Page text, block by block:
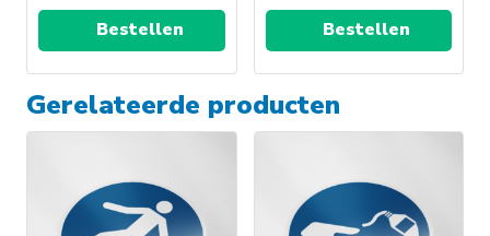
Bestellen Bestellen
Gerelateerde producten